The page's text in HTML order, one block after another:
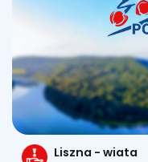
Liszna - wiata